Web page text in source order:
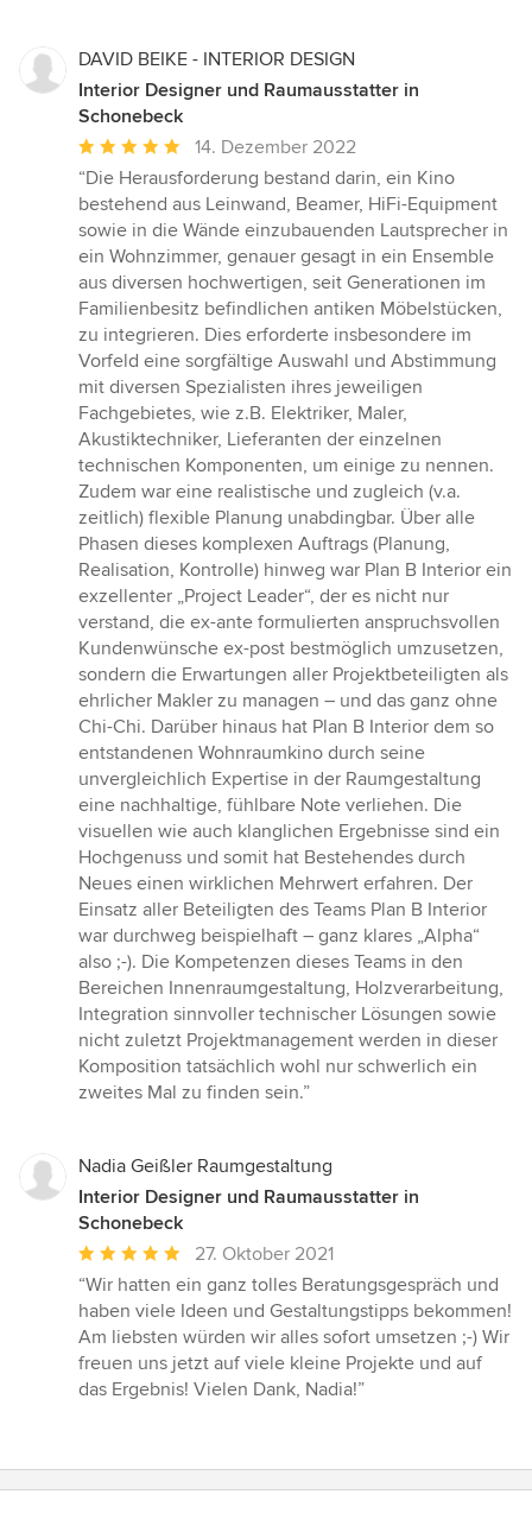
DAVID BEIKE - INTERIOR DESIGN
Interior Designer und Raumausstatter in
Schonebeck
Durchschnittliche
Bewertung:
5
von
5
Sternen
14. Dezember 2022
“Die Herausforderung bestand darin, ein Kino
bestehend aus Leinwand, Beamer, HiFi-Equipment
sowie in die Wände einzubauenden Lautsprecher in
ein Wohnzimmer, genauer gesagt in ein Ensemble
aus diversen hochwertigen, seit Generationen im
Familienbesitz befindlichen antiken Möbelstücken,
zu integrieren. Dies erforderte insbesondere im
Vorfeld eine sorgfältige Auswahl und Abstimmung
mit diversen Spezialisten ihres jeweiligen
Fachgebietes, wie z.B. Elektriker, Maler,
Akustiktechniker, Lieferanten der einzelnen
technischen Komponenten, um einige zu nennen.
Zudem war eine realistische und zugleich (v.a.
zeitlich) flexible Planung unabdingbar. Über alle
Phasen dieses komplexen Auftrags (Planung,
Realisation, Kontrolle) hinweg war Plan B Interior ein
exzellenter „Project Leader“, der es nicht nur
verstand, die ex-ante formulierten anspruchsvollen
Kundenwünsche ex-post bestmöglich umzusetzen,
sondern die Erwartungen aller Projektbeteiligten als
ehrlicher Makler zu managen – und das ganz ohne
Chi-Chi. Darüber hinaus hat Plan B Interior dem so
entstandenen Wohnraumkino durch seine
unvergleichlich Expertise in der Raumgestaltung
eine nachhaltige, fühlbare Note verliehen. Die
visuellen wie auch klanglichen Ergebnisse sind ein
Hochgenuss und somit hat Bestehendes durch
Neues einen wirklichen Mehrwert erfahren. Der
Einsatz aller Beteiligten des Teams Plan B Interior
war durchweg beispielhaft – ganz klares „Alpha“
also ;-). Die Kompetenzen dieses Teams in den
Bereichen Innenraumgestaltung, Holzverarbeitung,
Integration sinnvoller technischer Lösungen sowie
nicht zuletzt Projektmanagement werden in dieser
Komposition tatsächlich wohl nur schwerlich ein
zweites Mal zu finden sein.”
Nadia Geißler Raumgestaltung
Interior Designer und Raumausstatter in
Schonebeck
Durchschnittliche
Bewertung:
5
von
5
Sternen
27. Oktober 2021
“Wir hatten ein ganz tolles Beratungsgespräch und
haben viele Ideen und Gestaltungstipps bekommen!
Am liebsten würden wir alles sofort umsetzen ;-) Wir
freuen uns jetzt auf viele kleine Projekte und auf
das Ergebnis! Vielen Dank, Nadia!”